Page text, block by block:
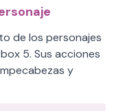
de los personajes
5. Sus acciones
y